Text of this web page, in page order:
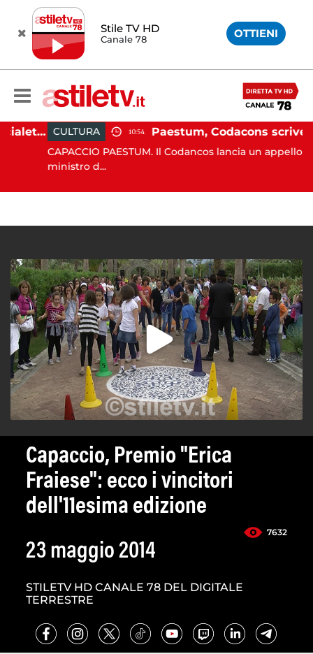
Stile TV HD
Canale 78 OTTIENI
Martina Carbonaro, braccialetto elettronico per i genitori della 14enne uccisa dall'ex CULTURA 10:54
CAPACCIO PAESTUM. Il Codancos lancia un appello al
ministro d...
Capaccio, Premio "Erica
Fraiese": ecco i vincitori
dell'11esima edizione
7632
23 maggio 2014
STILETV HD CANALE 78 DEL DIGITALE
TERRESTRE